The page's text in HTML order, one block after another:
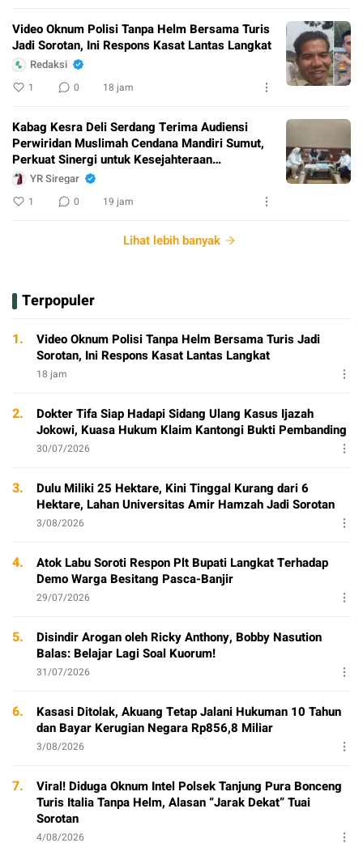
Video Oknum Polisi Tanpa Helm Bersama Turis
Jadi Sorotan, Ini Respons Kasat Lantas Langkat
Redaksi
1 0 18 jam
Kabag Kesra Deli Serdang Terima Audiensi
Perwiridan Muslimah Cendana Mandiri Sumut,
Perkuat Sinergi untuk Kesejahteraan
Masyarakat
YR Siregar
1 0 19 jam
Lihat lebih banyak
Terpopuler
1.
Video Oknum Polisi Tanpa Helm Bersama Turis Jadi
Sorotan, Ini Respons Kasat Lantas Langkat
18 jam
2.
Dokter Tifa Siap Hadapi Sidang Ulang Kasus Ijazah
Jokowi, Kuasa Hukum Klaim Kantongi Bukti Pembanding
30/07/2026
3.
Dulu Miliki 25 Hektare, Kini Tinggal Kurang dari 6
Hektare, Lahan Universitas Amir Hamzah Jadi Sorotan
3/08/2026
4.
Atok Labu Soroti Respon Plt Bupati Langkat Terhadap
Demo Warga Besitang Pasca-Banjir
29/07/2026
5.
Disindir Arogan oleh Ricky Anthony, Bobby Nasution
Balas: Belajar Lagi Soal Kuorum!
31/07/2026
6.
Kasasi Ditolak, Akuang Tetap Jalani Hukuman 10 Tahun
dan Bayar Kerugian Negara Rp856,8 Miliar
3/08/2026
7.
Viral! Diduga Oknum Intel Polsek Tanjung Pura Bonceng
Turis Italia Tanpa Helm, Alasan “Jarak Dekat” Tuai
Sorotan
4/08/2026